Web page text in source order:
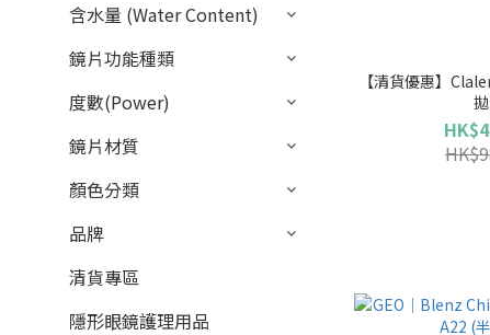
含水量 (Water Content)
鏡片功能種類
度數(Power)
鏡片材質
顏色分類
品牌
清貨專區
隱形眼鏡護理用品
【清貨優惠】